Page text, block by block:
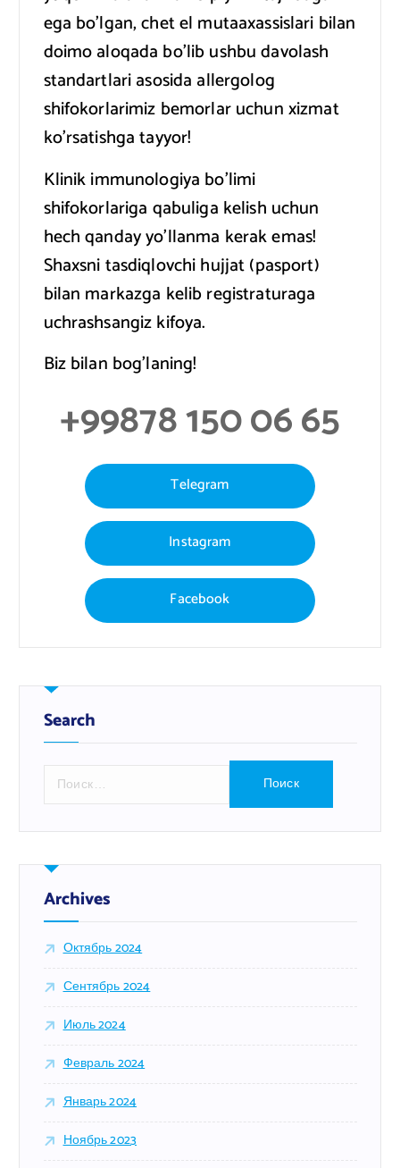
ega bo’lgan, chet el mutaaxassislari bilan
doimo aloqada bo’lib ushbu davolash
standartlari asosida allergolog
shifokorlarimiz bemorlar uchun xizmat
ko’rsatishga tayyor!
Klinik immunologiya bo’limi
shifokorlariga qabuliga kelish uchun
hech qanday yo’llanma kerak emas!
Shaxsni tasdiqlovchi hujjat (pasport)
bilan markazga kelib registraturaga
uchrashsangiz kifoya.
Biz bilan bog’laning!
+99878 150 06 65
Telegram
Instagram
Facebook
Search
т
:
Archives
Октябрь 2024
Сентябрь 2024
Июль 2024
Февраль 2024
Январь 2024
Ноябрь 2023